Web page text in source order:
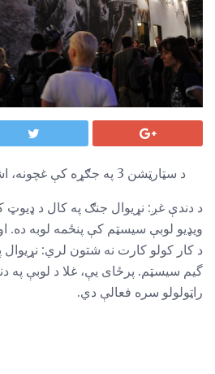
د سټارټشن 3 په جګړه کې غچونه، اشارې او لارښوونې نړۍ کې
د دندې غږ: نړیوال جنګ په کال د
ویډیو لوبې سیسټم کې پنځمه لوبه ده.
گیم سیسټم. پرځای یې، غلا د لوبې په
راټولولو سره فعالې دي.